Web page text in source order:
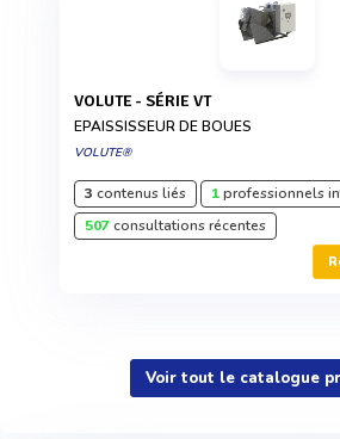
VOLUTE - SÉRIE VT
EPAISSISSEUR DE BOUES
VOLUTE®
3 contenus liés 1professionnels
507consultations récentes
Voir tout le catalogue